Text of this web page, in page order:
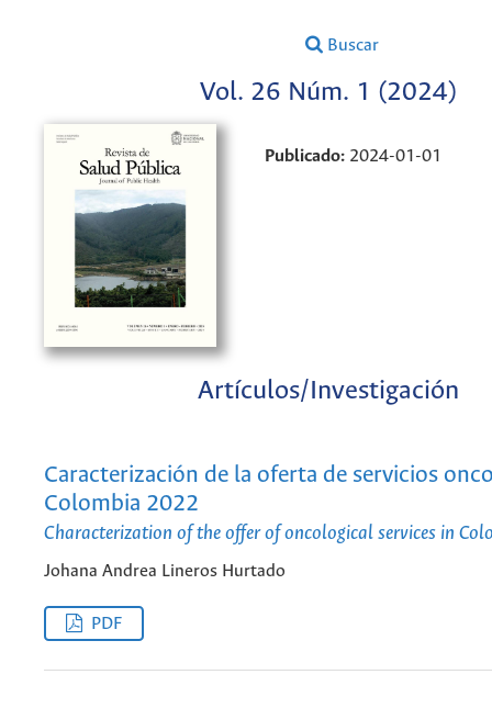
Buscar
Vol. 26 Núm. 1 (2024)
Publicado: 2024-01-01
Artículos/Investigación
Caracterización de la oferta de servicios
Colombia 2022
Characterization of the offer of oncological services in
Johana Andrea Lineros Hurtado
PDF